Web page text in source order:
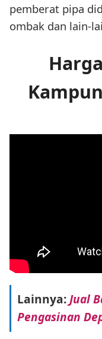
pemberat pipa
ombak dan lain-
Lainnya:Jual
Pengasinan